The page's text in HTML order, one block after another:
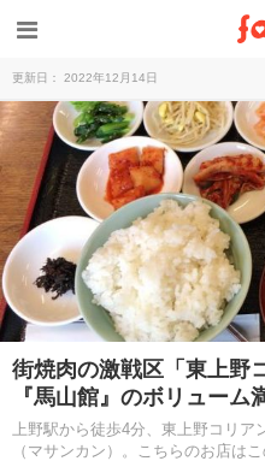
更新日： 2022年12月14日
街焼肉の激戦区「東上野
『馬山館』のボリューム
上野駅から徒歩4分、東上野コリア
（マサンカン）。こちらのお店は